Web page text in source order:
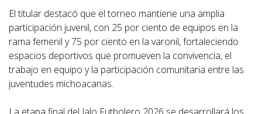
El titular destacó que el torneo mantiene una amplia
participación juvenil, con 25 por ciento de equipos en la
rama femenil y 75 por ciento en la varonil, fortaleciendo
espacios deportivos que promueven la convivencia, el
trabajo en equipo y la participación comunitaria entre las
juventudes michoacanas.